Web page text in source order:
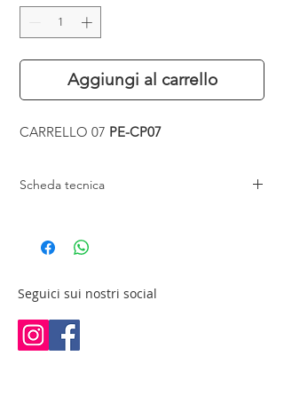
Aggiungi al carrello
CARRELLO 07 PE-CP07
Scheda tecnica
Ruote in gomma
Seguici sui nostri social